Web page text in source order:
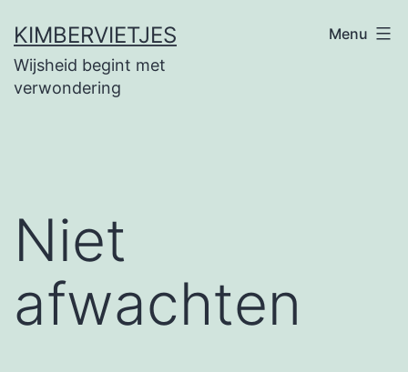
naar
de
KIMBERVIETJES
Wijsheid begint met
verwondering
Menu
Niet
afwachten